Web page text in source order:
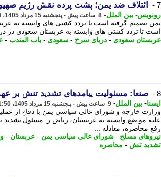
7 - ائتلاف ضد یمن؛ پشت پرده نقش رژیم
رونویس- بین الملل- 8 ساعت پیش - پنجشنبه 15 مرداد 1405، 22:08
یمن تصمیم گرفته است تا تردد کشتی های وابسته به
است تا تردد کشتی های وابسته به عربستان سعودی در
عربستان سعودی - دریای سرخ - سعودی - باب المندب -
8 - صنعا: مسئولیت پیامدهای تشدید تنش بر
ایسنا- بین الملل- 9 ساعت پیش - پنجشنبه 15 مرداد 1405، 21:50
وزارت خارجه و شورای عالی سیاسی یمن با دفاع از
علیه مواضع وابسته به عربستان، ریاض را مسئول تشدید
رفع محاصره، معادله ...
نیروهای مسلح - شورای عالی سیاسی یمن - عربستان -
تشدید تنش - محاصره